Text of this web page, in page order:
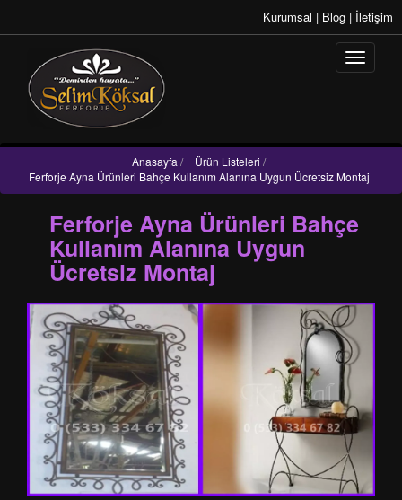
Kurumsal | Blog | İletişim
Anasayfa / Ürün Listeleri /
Ferforje Ayna Ürünleri Bahçe Kullanım Alanına Uygun Ücretsiz Montaj
Ferforje Ayna Ürünleri Bahçe
Kullanım Alanına Uygun
Ücretsiz Montaj